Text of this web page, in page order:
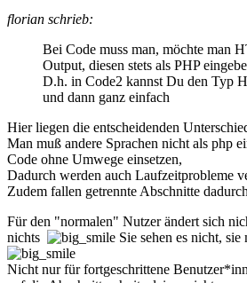
florian schrieb:
Bei Code muss man, möchte man
Output, diesen stets als PHP
D.h. in Code2 kannst Du den Typ
und dann ganz einfach
Hier liegen die entscheidenden
Man muß andere Sprachen nicht als php
Code ohne Umwege einsetzen,
Dadurch werden auch Laufzeitprobleme
Zudem fallen getrennte Abschnitte
Für den "normalen" Nutzer ändert sich
nichts
Sie sehen es nicht, sie
Nicht nur für fortgeschrittene